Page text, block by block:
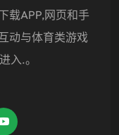
载APP,网页和手
动与体育类游戏
入.。